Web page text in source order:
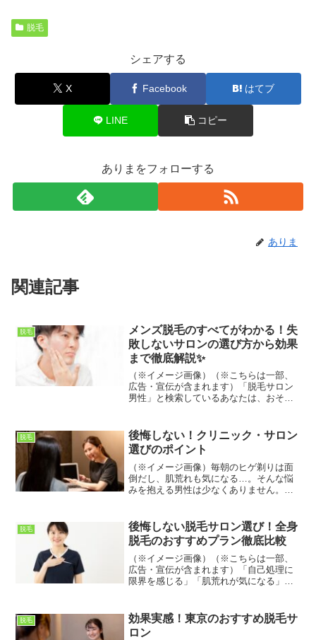
脱毛
シェアする
X Facebook はてブ
LINE コピー
ありまをフォローする
ありま
関連記事
脱毛
メンズ脱毛のすべてがわかる！失
敗しないサロンの選び方から効果
まで徹底解説✨
（※イメージ画像）（※こちらは一部、
広告・宣伝が含まれます）「脱毛サロン
男性」と検索しているあなたは、おそら
いいのか見当もつかない、といった悩み
を抱えているのではないで...
脱毛
後悔しない！クリニック・サロン
選びのポイント
（※イメージ画像）毎朝のヒゲ剃りは面
倒だし、肌荒れも気になる…。そんな悩
みを抱える男性は少なくありません。ヒ
手段です。しかし、脱毛方法やクリニッ
ク選びなど、事前に知って...
脱毛
後悔しない脱毛サロン選び！全身
脱毛のおすすめプラン徹底比較
（※イメージ画像）（※こちらは一部、
広告・宣伝が含まれます）「自己処理に
限界を感じる」「肌荒れが気になる」
ツルツルで美しい肌は、脱毛サロンで手
に入れることができます。し...
脱毛
効果実感！東京のおすすめ脱毛サ
ロン